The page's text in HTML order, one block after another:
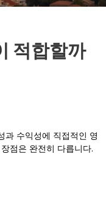
적합할까
과 수익성에 직접적인 영
점은 완전히 다릅니다.